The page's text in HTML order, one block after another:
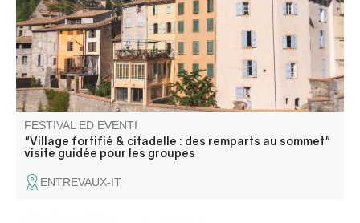
défensive et la vie des soldats.
FESTIVAL ED EVENTI
"Village fortifié & citadelle : des remparts au sommet"
visite guidée pour les groupes
ENTREVAUX-IT